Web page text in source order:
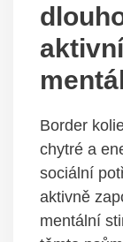
Border
chytré a
sociální
aktivně
mentální